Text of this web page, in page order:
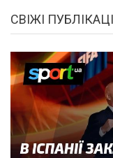
СВІЖІ